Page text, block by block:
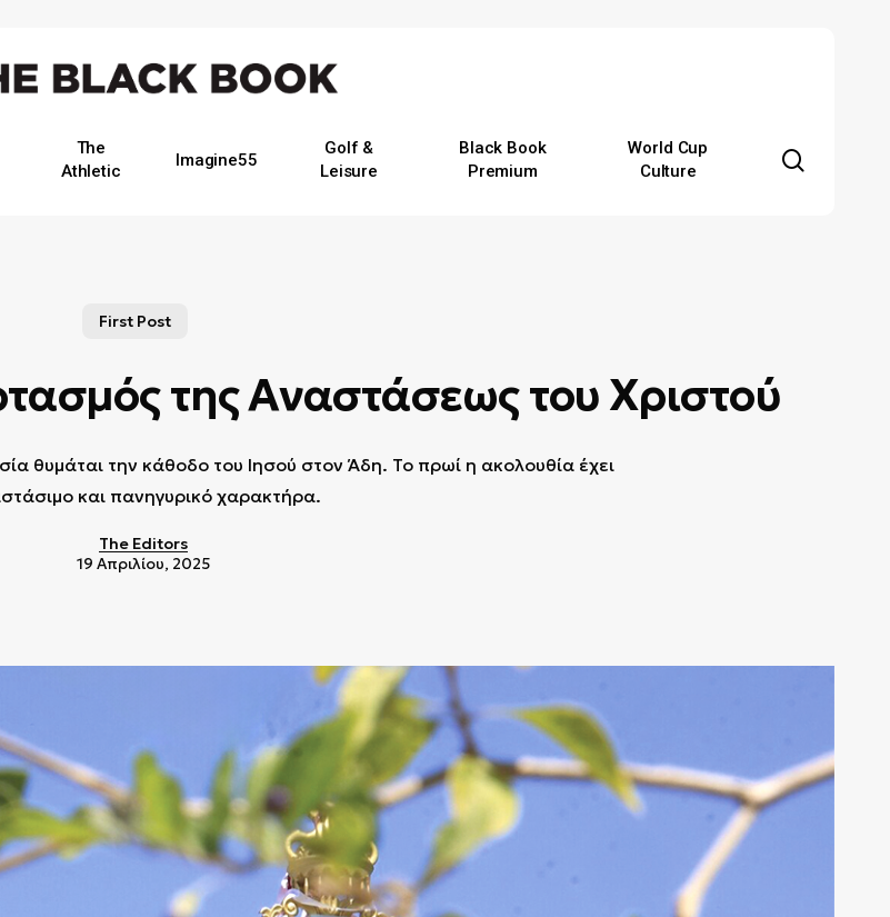
The
Athletic
Imagine55
Golf &
Leisure
Black Book
Premium
World Cup
Culture
First Post
της Αναστάσεως του Χριστού
θυμάται την κάθοδο του Ιησού στον Άδη. Το πρωί η ακολουθία έχει
και πανηγυρικό χαρακτήρα.
The Editors
19 Απριλίου, 2025